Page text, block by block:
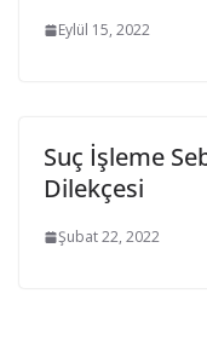
Eylül 15, 2022
Suç İşleme
Dilekçesi
Şubat 22, 2022